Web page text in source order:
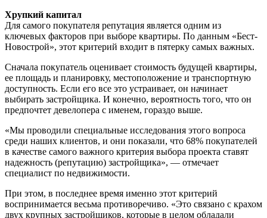
Хрупкий капитал
Для самого покупателя репутация является одним из
ключевых факторов при выборе квартиры. По данным «Бест-
Новострой», этот критерий входит в пятерку самых важных.
Сначала покупатель оценивает стоимость будущей квартиры,
ее площадь и планировку, местоположение и транспортную
доступность. Если его все это устраивает, он начинает
выбирать застройщика. И конечно, вероятность того, что он
предпочтет девелопера с именем, гораздо выше.
«Мы проводили специальные исследования этого вопроса
среди наших клиентов, и они показали, что 68% покупателей
в качестве самого важного критерия выбора проекта ставят
надежность (репутацию) застройщика», — отмечает
специалист по недвижимости.
При этом, в последнее время именно этот критерий
воспринимается весьма противоречиво. «Это связано с крахом
двух крупных застройщиков, которые в целом обладали